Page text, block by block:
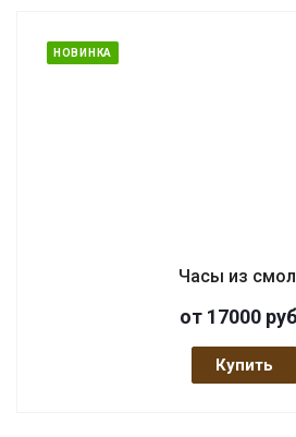
НОВИНКА
Часы из
от 17000
Купить